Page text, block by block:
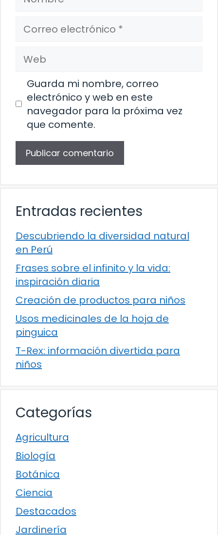
Correo
electrónico
Web
Guarda mi nombre, correo
electrónico y web en este
navegador para la próxima vez
que comente.
Entradas recientes
Descubriendo la diversidad natural
en Perú
Frases sobre el infinito y la vida:
inspiración diaria
Creación de productos para niños
Usos medicinales de la hoja de
pinguica
T-Rex: información divertida para
niños
Categorías
Agricultura
Biología
Botánica
Ciencia
Destacados
Jardinería